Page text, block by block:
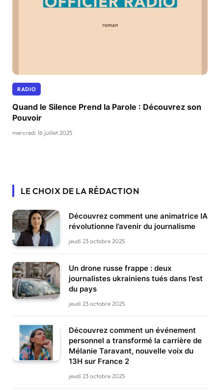
RADIO
Quand le Silence Prend la Parole : Découvrez son
Pouvoir
mercredi 16 juillet 2025
LE CHOIX DE LA RÉDACTION
Découvrez comment une animatrice IA
révolutionne l’avenir du journalisme
jeudi 23 octobre 2025
Un drone russe frappe : deux
journalistes ukrainiens tués dans l’est
du pays
jeudi 23 octobre 2025
Découvrez comment un événement
personnel a transformé la carrière de
Mélanie Taravant, nouvelle voix du
13H sur France 2
jeudi 23 octobre 2025